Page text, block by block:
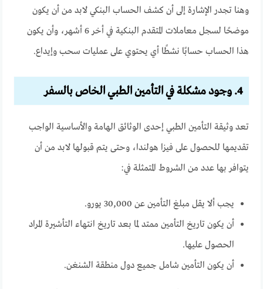
وهنا تجدر الإشارة إلى أن كشف الحساب البنكي لابد من أن يكون
موضحًا لسجل معاملات المتقدم البنكية في أخر 6 أشهر، وأن يكون
هذا الحساب حسابًا نشطًا أي يحتوي على عمليات سحب وإيداع.
4. وجود مشكلة في التأمين الطبي الخاص بالسفر
تعد وثيقة التأمين الطبي إحدى الوثائق الهامة والأساسية الواجب
تقديمها للحصول على فيزا هولندا، وحتى يتم قبولها لابد من أن
يتوافر بها عدد من الشروط المتمثلة في:
يجب ألا يقل مبلغ التأمين عن 30,000 يورو.
أن يكون تاريخ التأمين ممتد لما بعد تاريخ انتهاء التأشيرة المراد
الحصول عليها.
أن يكون التأمين شامل جميع دول منطقة الشنغن.